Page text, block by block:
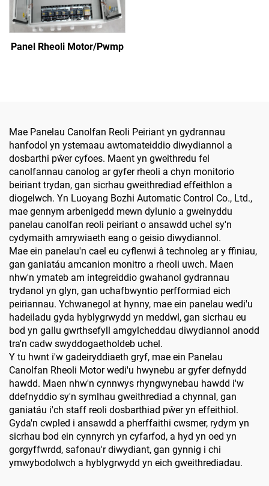
Panel Rheoli Motor/Pwmp
Mae Panelau Canolfan Reoli Peiriant yn gydrannau
hanfodol yn ystemaau awtomateiddio diwydiannol a
dosbarthi pŵer cyfoes. Maent yn gweithredu fel
canolfannau canolog ar gyfer rheoli a chyn monitorio
beiriant trydan, gan sicrhau gweithrediad effeithlon a
diogelwch. Yn Luoyang Bozhi Automatic Control Co., Ltd.,
mae gennym arbenigedd mewn dylunio a gweinyddu
panelau canolfan reoli peiriant o ansawdd uchel sy'n
cydymaith amrywiaeth eang o geisio diwydiannol.
Mae ein panelau'n cael eu cyflenwi â technoleg ar y ffiniau,
gan ganiatáu amcanion monitro a rheoli uwch. Maen
nhw'n ymateb am integreiddio gwahanol gydrannau
trydanol yn glyn, gan uchafbwyntio perfformiad eich
peiriannau. Ychwanegol at hynny, mae ein panelau wedi'u
hadeiladu gyda hyblygrwydd yn meddwl, gan sicrhau eu
bod yn gallu gwrthsefyll amgylcheddau diwydiannol anodd
tra'n cadw swyddogaetholdeb uchel.
Y tu hwnt i'w gadeiryddiaeth gryf, mae ein Panelau
Canolfan Rheoli Motor wedi'u hwynebu ar gyfer defnydd
hawdd. Maen nhw'n cynnwys rhyngwynebau hawdd i'w
ddefnyddio sy'n symlhau gweithrediad a chynnal, gan
ganiatáu i'ch staff reoli dosbarthiad pŵer yn effeithiol.
Gyda'n cwpled i ansawdd a pherffaithi cwsmer, rydym yn
sicrhau bod ein cynnyrch yn cyfarfod, a hyd yn oed yn
gorgyffwrdd, safonau'r diwydiant, gan gynnig i chi
ymwybodolwch a hyblygrwydd yn eich gweithrediadau.